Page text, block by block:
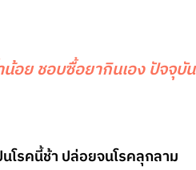
อย ชอบซื้อยากินเอง ปัจจุบัน
นโรคนี้ช้า ปล่อยจนโรคลุกลาม